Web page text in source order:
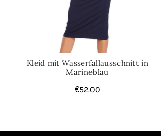
Kleid mit Wasserfallausschnitt in
Marineblau
€52.00